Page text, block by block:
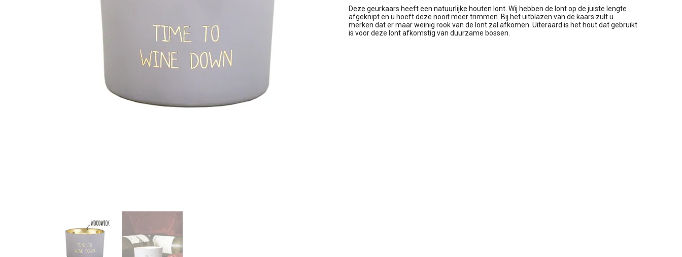
Deze geurkaars heeft een natuurlijke houten lont. Wij hebben de lont op de juiste lengte
afgeknipt en u hoeft deze nooit meer trimmen. Bij het uitblazen van de kaars zult u
merken dat er maar weinig rook van de lont zal afkomen. Uiteraard is het hout dat gebruikt
is voor deze lont afkomstig van duurzame bossen.